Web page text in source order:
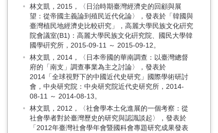
林文凱，2015，〈日治時期臺灣經濟史的回顧與展
望：從帝國主義論到殖民近代化論〉，發表於「韓國與
臺灣植民地經濟史比較硏究」，高麗大學民族文化硏究
院會議室(B1)：高麗大學民族文化硏究院、國民大學韓
國學硏究所，2015-09-11 ～ 2015-09-12。
林文凱，2014，〈日本帝國的華南調查：以臺灣總督
府的「南支」調查事業為主之討論〉，發表於
2014「全球視野下的中國近代史研究」國際學術研討
會，中央研究院：中央研究院近代史研究所，2014-
08-11 ～ 2014-08-13。
林文凱，2012，〈社會學本土化進展的一個考察：從
社會學者對於臺灣歷史的研究與認識談起〉，發表於
「2012年臺灣社會學年會暨國科會專題研究成果發表